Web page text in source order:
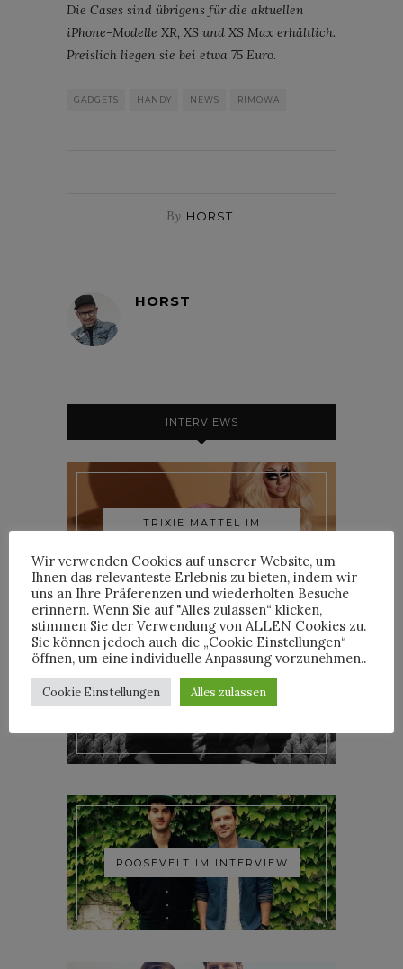
Die Cases sind übrigens für die aktuellen
iPhone-Modelle XR, XS und XS Max erhältlich.
Preislich liegen sie bei etwa 75 Euro.
GADGETS HANDY NEWS RIMOWA
By HORST
HORST
INTERVIEWS
TRIXIE MATTEL IM
YOANN LEMOINE AKA
WOODKID IM INTERVIEW
ROOSEVELT IM INTERVIEW
Wir verwenden Cookies auf unserer Website, um
Ihnen das relevanteste Erlebnis zu bieten, indem wir
uns an Ihre Präferenzen und wiederholten Besuche
erinnern. Wenn Sie auf "Alles zulassen“ klicken,
stimmen Sie der Verwendung von ALLEN Cookies zu.
Sie können jedoch auch die „Cookie Einstellungen“
öffnen, um eine individuelle Anpassung vorzunehmen..
Cookie Einstellungen Alles zulassen